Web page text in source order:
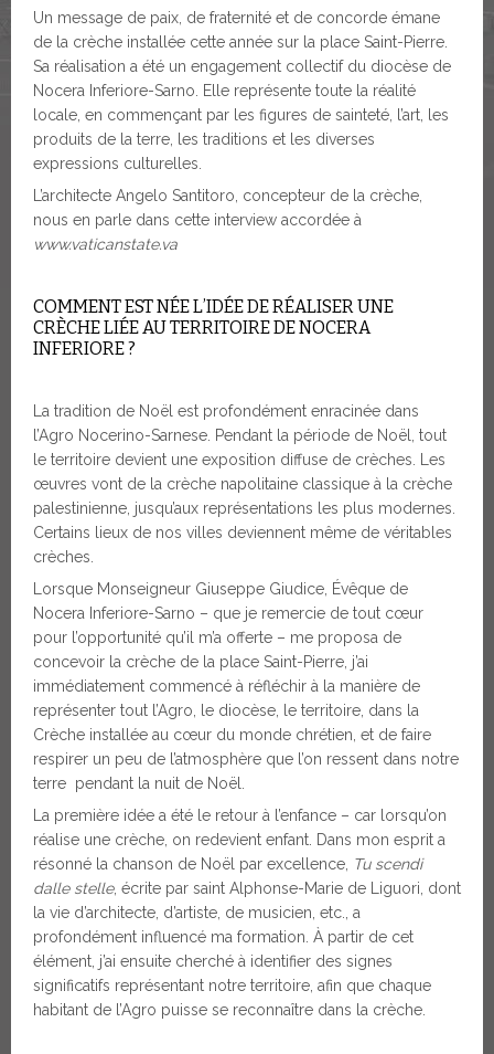
Un message de paix, de fraternité et de concorde émane
de la crèche installée cette année sur la place Saint-Pierre.
Sa réalisation a été un engagement collectif du diocèse de
Nocera Inferiore-Sarno. Elle représente toute la réalité
locale, en commençant par les figures de sainteté, l’art, les
produits de la terre, les traditions et les diverses
expressions culturelles.
L’architecte Angelo Santitoro, concepteur de la crèche,
nous en parle dans cette interview accordée à
www.vaticanstate.va
COMMENT EST NÉE L’IDÉE DE RÉALISER UNE
CRÈCHE LIÉE AU TERRITOIRE DE NOCERA
INFERIORE ?
La tradition de Noël est profondément enracinée dans
l’Agro Nocerino-Sarnese. Pendant la période de Noël, tout
le territoire devient une exposition diffuse de crèches. Les
œuvres vont de la crèche napolitaine classique à la crèche
palestinienne, jusqu’aux représentations les plus modernes.
Certains lieux de nos villes deviennent même de véritables
crèches.
Lorsque Monseigneur Giuseppe Giudice, Évêque de
Nocera Inferiore-Sarno – que je remercie de tout cœur
pour l’opportunité qu’il m’a offerte – me proposa de
concevoir la crèche de la place Saint-Pierre, j’ai
immédiatement commencé à réfléchir à la manière de
représenter tout l’Agro, le diocèse, le territoire, dans la
Crèche installée au cœur du monde chrétien, et de faire
respirer un peu de l’atmosphère que l’on ressent dans notre
terre pendant la nuit de Noël.
La première idée a été le retour à l’enfance – car lorsqu’on
réalise une crèche, on redevient enfant. Dans mon esprit a
résonné la chanson de Noël par excellence, Tu scendi
dalle stelle, écrite par saint Alphonse-Marie de Liguori, dont
la vie d’architecte, d’artiste, de musicien, etc., a
profondément influencé ma formation. À partir de cet
élément, j’ai ensuite cherché à identifier des signes
significatifs représentant notre territoire, afin que chaque
habitant de l’Agro puisse se reconnaître dans la crèche.